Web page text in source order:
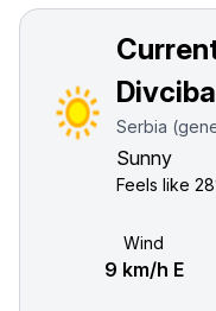
Serbia
Sunny
Feels like
Wind
9 km/h E